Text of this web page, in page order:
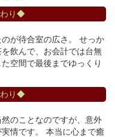
り◆
が待合室の広さ。 せっか
飲んで、お会計では台無
空間で最後までゆっくり
り◆
のことなのですが、意外
情です。 本当に心まで癒